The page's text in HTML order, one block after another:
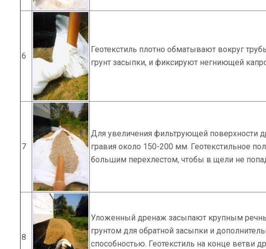
6
Геотекстиль плотно обматывают вокруг
грунт засыпки, и фиксируют негниющей
7
Для увеличения фильтрующей поверхности
гравия около 150-200 мм. Геотекстильное
большим перехлестом, чтобы в щели не
8
Уложенный дренаж засыпают крупным
грунтом для обратной засыпки и
способностью. Геотекстиль на конце ветви